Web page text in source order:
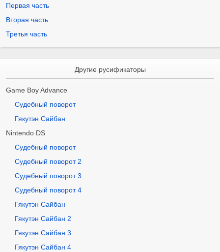
Первая часть
Вторая часть
Третья часть
Другие русификаторы
Game Boy Advance
Судебный поворот
Гякутэн Сайбан
Nintendo DS
Судебный поворот
Судебный поворот 2
Судебный поворот 3
Судебный поворот 4
Гякутэн Сайбан
Гякутэн Сайбан 2
Гякутэн Сайбан 3
Гякутэн Сайбан 4